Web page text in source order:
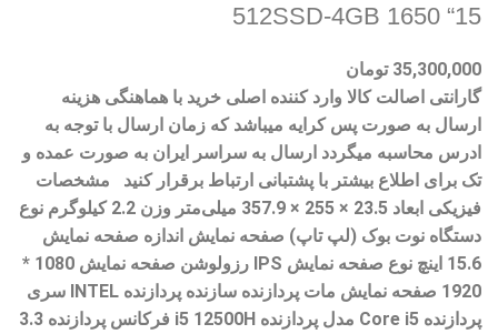
512SSD-4GB 1650 “15
35,300,000 تومان
گارانتی اصالت کالا وارد کننده اصلی خرید با هماهنگی هزینه
ارسال به صورت پس کرایه میباشد که زمان ارسال با توجه به
ادرس محاسبه میگردد ارسال به سراسر ایران به صورت عمده و
تک برای اطلاع بیشتر با پشتبانی ارتباط برقرار کنید مشخصات
فیزیکی ابعاد 23.5 × 255 × 357.9 میلی‌متر وزن 2.2 کیلوگرم نوع
دستگاه نوت بوک (لپ تاپ) صفحه نمایش اندازه صفحه نمایش
15.6 اینچ نوع صفحه نمایش IPS رزولوشن صفحه نمایش 1080 *
1920 صفحه نمایش مات پردازنده سازنده پردازنده INTEL سری
پردازنده Core i5 مدل پردازنده i5 12500H فرکانس پردازنده 3.3